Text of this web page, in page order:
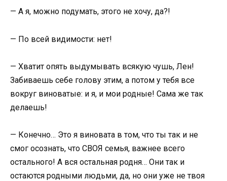
— А я, можно подумать, этого не хочу, да?!
— По всей видимости: нет!
— Хватит опять выдумывать всякую чушь, Лен!
Забиваешь себе голову этим, а потом у тебя все
вокруг виноватые: и я, и мои родные! Сама же так
делаешь!
— Конечно… Это я виновата в том, что ты так и не
смог осознать, что СВОЯ семья, важнее всего
остального! А вся остальная родня… Они так и
остаются родными людьми, да, но они уже не твоя